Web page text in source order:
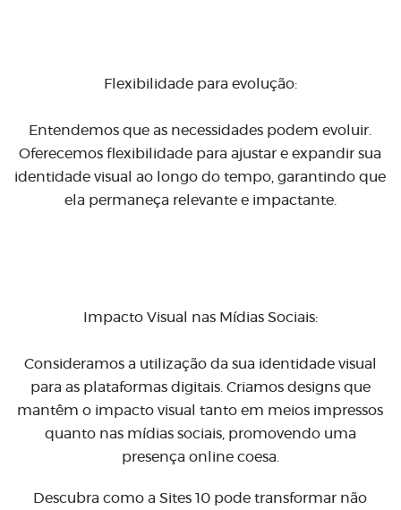
Flexibilidade para evolução:
Entendemos que as necessidades podem evoluir.
Oferecemos flexibilidade para ajustar e expandir sua
identidade visual ao longo do tempo, garantindo que
ela permaneça relevante e impactante.
Impacto Visual nas Mídias Sociais:
Consideramos a utilização da sua identidade visual
para as plataformas digitais. Criamos designs que
mantêm o impacto visual tanto em meios impressos
quanto nas mídias sociais, promovendo uma
presença online coesa.
Descubra como a Sites 10 pode transformar não